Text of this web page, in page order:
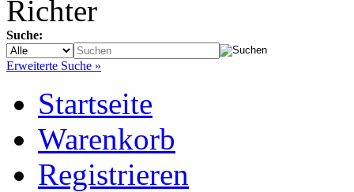
Suche:
Erweiterte Suche »
Startseite
Warenkorb
Registrieren